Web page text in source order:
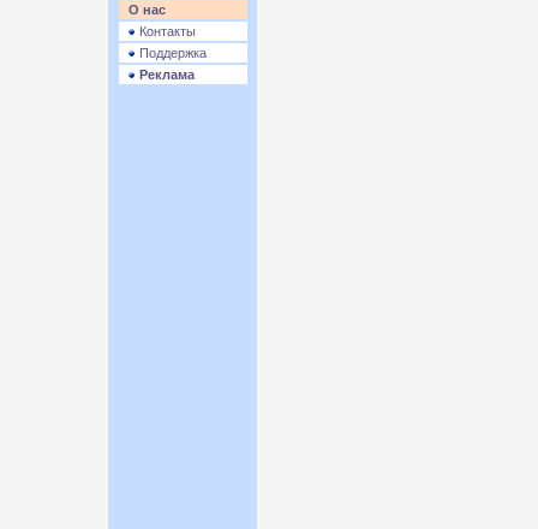
О нас
Контакты
Поддержка
Реклама